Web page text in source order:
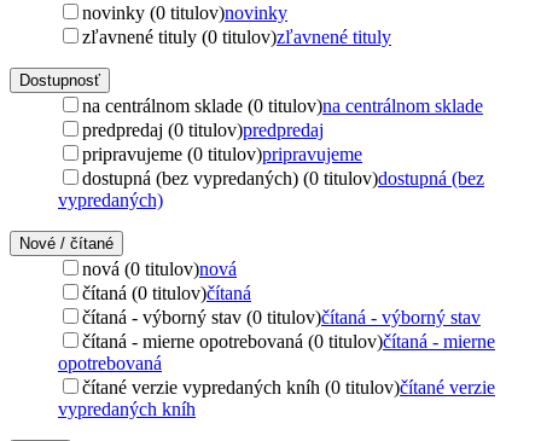
novinky (0 titulov)novinky
zľavnené tituly (0 titulov)zľavnené tituly
Dostupnosť
na centrálnom sklade (0 titulov)na centrálnom sklade
predpredaj (0 titulov)predpredaj
pripravujeme (0 titulov)pripravujeme
dostupná (bez vypredaných) (0 titulov)dostupná (bez
vypredaných)
Nové / čítané
nová (0 titulov)nová
čítaná (0 titulov)čítaná
čítaná - výborný stav (0 titulov)čítaná - výborný stav
čítaná - mierne opotrebovaná (0 titulov)čítaná - mierne
opotrebovaná
čítané verzie vypredaných kníh (0 titulov)čítané verzie
vypredaných kníh